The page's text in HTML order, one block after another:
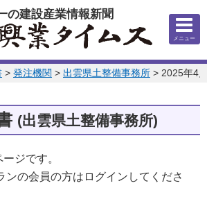
の建設産業情報新聞
メニュー
> 発注機関 > 出雲県土整備事務所 > 2025年4
(出雲県土整備事務所)
ジです。
ンの会員の方はログインしてくださ